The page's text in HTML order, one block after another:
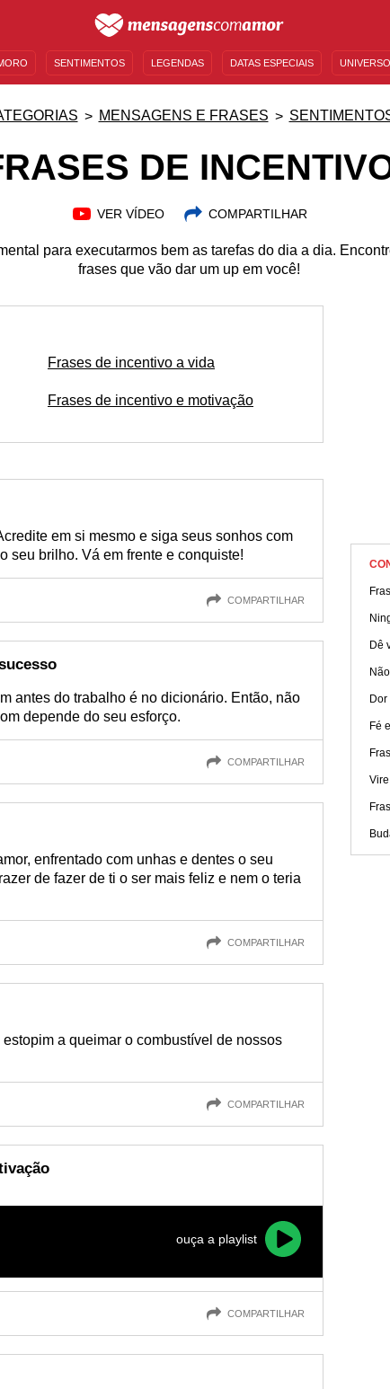
SENTIMENTOS LEGENDAS DATAS ESPECIAIS
MENSAGENS E FRASES
DE
VER VÍDEO COMPARTILHAR
para executarmos bem as tarefas do dia a dia.
frases que vão dar um up em você!
Frases de incentivo a vida
Frases de incentivo e motivação
em si mesmo e siga seus sonhos com
seu brilho. Vá em frente e conquiste!
COMPARTILHAR
antes do trabalho é no dicionário. Então, não
depende do seu esforço.
COMPARTILHAR
enfrentado com unhas e dentes o seu
de fazer de ti o ser mais feliz e nem o teria
COMPARTILHAR
a queimar o combustível de nossos
COMPARTILHAR
ouça a playlist
COMPARTILHAR
Dê
Fé